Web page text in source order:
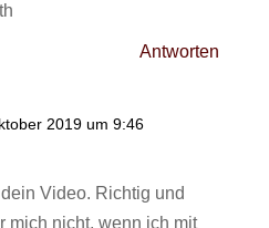
Antworten
2019 um 9:46
Video. Richtig und
mich nicht, wenn ich mit